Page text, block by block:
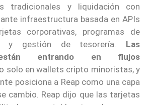
tradicionales y liquidación con
infraestructura basada en APIs
corporativas, programas de
y gestión de tesorería. Las
entrando en flujos
solo en wallets cripto minoristas, y
posiciona a Reap como una capa
cambio. Reap dijo que las tarjetas